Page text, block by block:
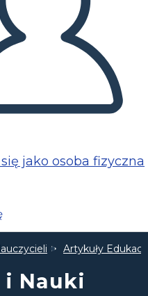
jako osoba fizyczna
Artykuły
i Nauki